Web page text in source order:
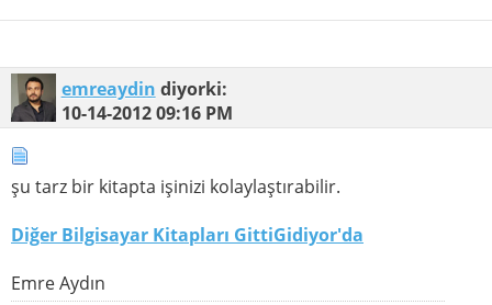
emreaydin diyorki:
10-14-201209:16 PM
şu tarz bir kitapta işinizi kolaylaştırabilir.
Diğer Bilgisayar Kitapları GittiGidiyor'da
Emre Aydın